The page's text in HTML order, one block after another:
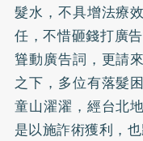
髮水，不具增法療
任，不惜砸錢打廣
聳動廣告詞，更請
之下，多位有落髮
童山濯濯，經台北
是以施詐術獲利，